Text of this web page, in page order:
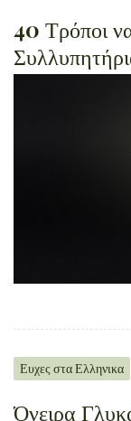
40 Τρόποι
Ευχες στα Ελληνικα
Όνειρα